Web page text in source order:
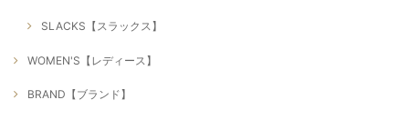
SLACKS【スラックス】
WOMEN'S【レディース】
BRAND【ブランド】